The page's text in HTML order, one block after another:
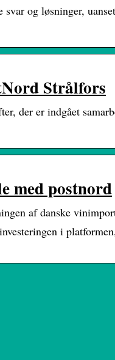
og løsninger,
Strålfors
der er indgået
med postnord
af danske
i